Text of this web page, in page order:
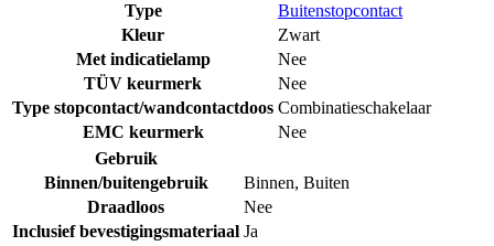
Type
Buitenstopcontact
Kleur
Zwart
Met indicatielamp
Nee
TÜV keurmerk
Nee
Type stopcontact/wandcontactdoos Combinatieschakelaar
EMC keurmerk
Nee
Gebruik
Binnen/buitengebruik
Binnen, Buiten
Draadloos
Nee
Inclusief bevestigingsmateriaal Ja